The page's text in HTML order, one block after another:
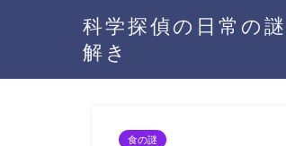
科学探偵の日常の謎
解き
食の謎